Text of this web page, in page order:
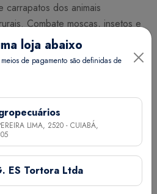
carrapatos dos animais
Combate moscas, insetos e
pocilgas, galinheiros e outras
do animal com uma fina camada
os pelos. Polvilhar as
e cama dos animais com 50
para controlar as infestações
insetos, aplicando nos ninhos de
loja abaixo
de pagamento são definidas de
LIMA, 2520 - CUIABÁ,
ES Tortora Ltda